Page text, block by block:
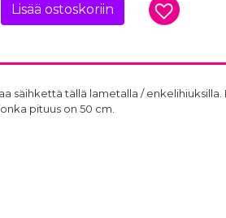
Lisää ostoskoriin
säihkettä tällä lametalla / enkelihiuksilla.
pituus on 50 cm.